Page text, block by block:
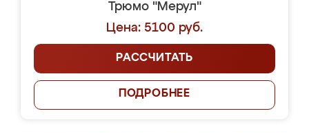
Трюмо "Мерул"
Цена: 5100 руб.
РАССЧИТАТЬ
ПОДРОБНЕЕ